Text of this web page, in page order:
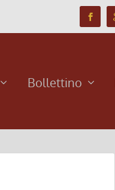
Bollettino